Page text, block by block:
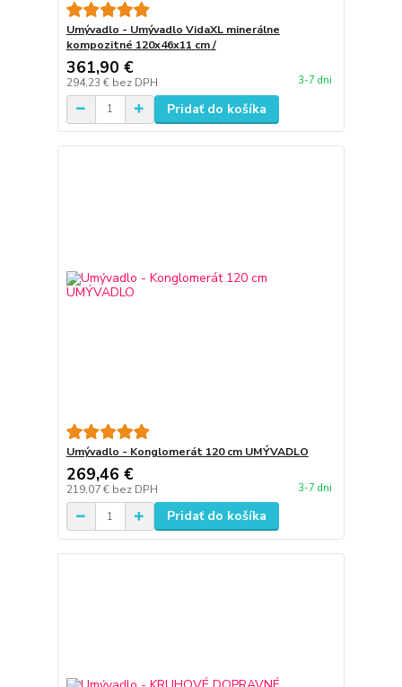
Umývadlo - Umývadlo VidaXL minerálne
kompozitné 120x46x11 cm /
361,90 €
294,23 € bez DPH 3-7 dni
Pridať do košíka
Umývadlo - Konglomerát 120 cm UMÝVADLO
269,46 €
219,07 € bez DPH 3-7 dni
Pridať do košíka